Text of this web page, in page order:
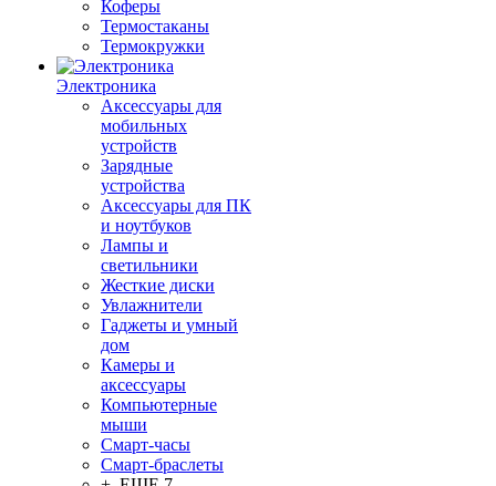
Коферы
Термостаканы
Термокружки
Электроника
Аксессуары для
мобильных
устройств
Зарядные
устройства
Аксессуары для ПК
и ноутбуков
Лампы и
светильники
Жесткие диски
Увлажнители
Гаджеты и умный
дом
Камеры и
аксессуары
Компьютерные
мыши
Смарт-часы
Смарт-браслеты